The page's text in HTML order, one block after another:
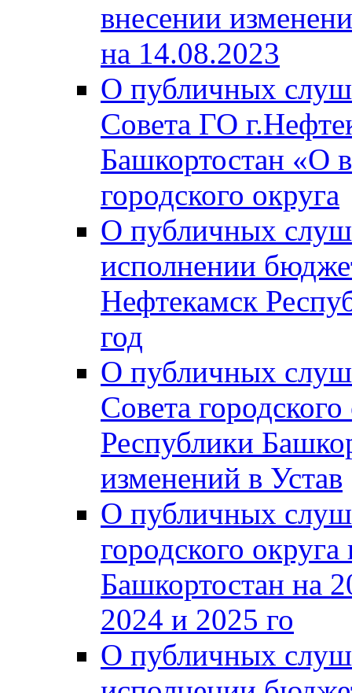
внесении
на 14.08.2023
О публичных
Совета ГО
Башкортостан «О
городского округа
О публичных
исполнении
Нефтекамск
год
О публичных
Совета
Республики
изменений в Устав
О публичных
городского
Башкортостан на
2024 и 2025 го
О публичных